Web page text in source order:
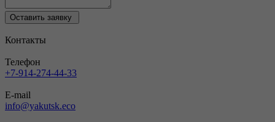
Оставить заявку
Контакты
Телефон
+7-914-274-44-33
E-mail
info@yakutsk.eco